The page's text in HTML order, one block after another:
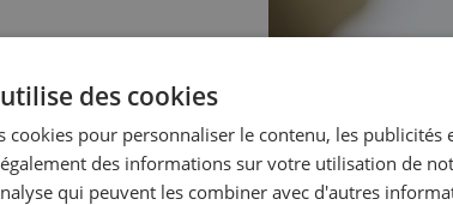
des cookies
cookies pour personnaliser le contenu, les publicités
des informations sur votre utilisation de
qui peuvent les combiner avec d'autres